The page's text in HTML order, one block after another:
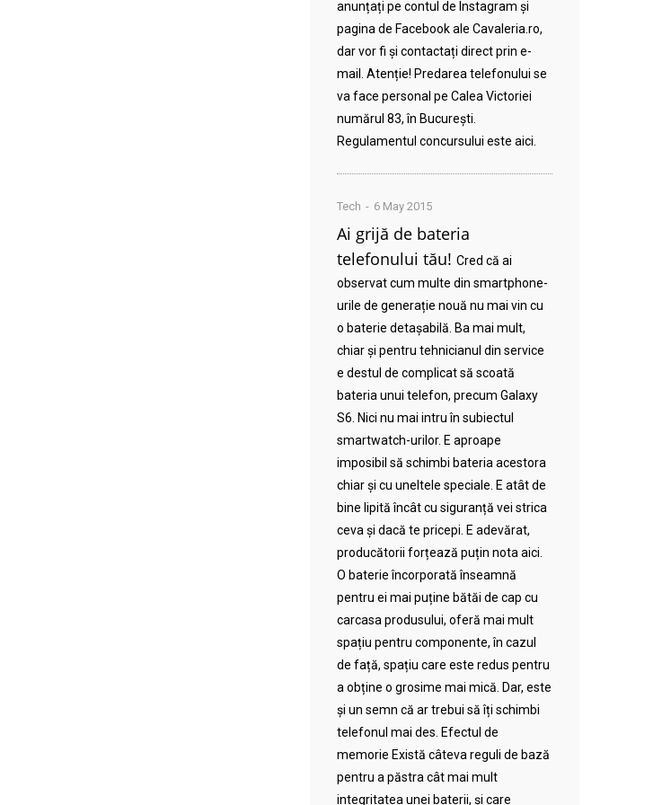
anunțați pe contul de Instagram și
pagina de Facebook ale Cavaleria.ro,
dar vor fi și contactați direct prin e-
mail. Atenție! Predarea telefonului se
va face personal pe Calea Victoriei
numărul 83, în București.
Regulamentul concursului este aici.
Tech 6 May 2015
Ai grijă de bateria
telefonului tău! Cred că ai
observat cum multe din smartphone-
urile de generație nouă nu mai vin cu
o baterie detașabilă. Ba mai mult,
chiar și pentru tehnicianul din service
e destul de complicat să scoată
bateria unui telefon, precum Galaxy
S6. Nici nu mai intru în subiectul
smartwatch-urilor. E aproape
imposibil să schimbi bateria acestora
chiar și cu uneltele speciale. E atât de
bine lipită încât cu siguranță vei strica
ceva și dacă te pricepi. E adevărat,
producătorii forțează puțin nota aici.
O baterie încorporată înseamnă
pentru ei mai puține bătăi de cap cu
carcasa produsului, oferă mai mult
spațiu pentru componente, în cazul
de față, spațiu care este redus pentru
a obține o grosime mai mică. Dar, este
și un semn că ar trebui să îți schimbi
telefonul mai des. Efectul de
memorie Există câteva reguli de bază
pentru a păstra cât mai mult
integritatea unei baterii, și care